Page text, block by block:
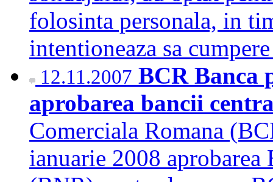
folosinta personala, in
intentioneaza sa
12.11.2007 BCR Banca
aprobarea bancii
Comerciala Romana
ianuarie 2008